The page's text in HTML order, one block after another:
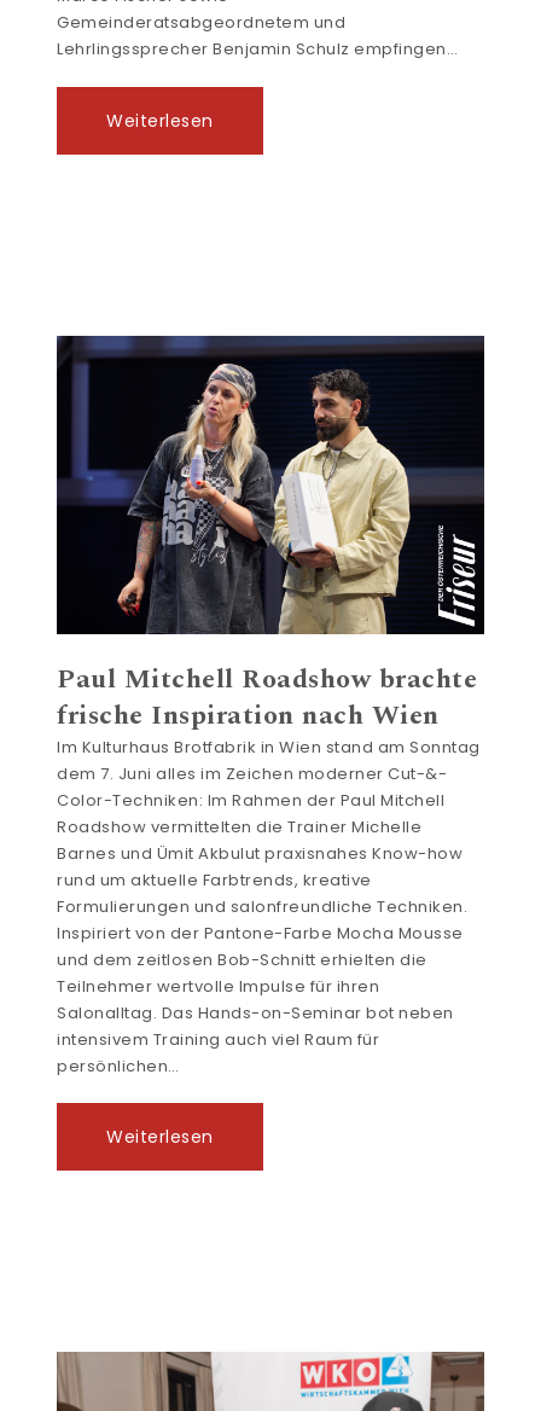
Gemeinderatsabgeordnetem und
Lehrlingssprecher Benjamin Schulz empfingen…
Weiterlesen
Paul Mitchell Roadshow brachte
frische Inspiration nach Wien
Im Kulturhaus Brotfabrik in Wien stand am Sonntag
dem 7. Juni alles im Zeichen moderner Cut-&-
Color-Techniken: Im Rahmen der Paul Mitchell
Roadshow vermittelten die Trainer Michelle
Barnes und Ümit Akbulut praxisnahes Know-how
rund um aktuelle Farbtrends, kreative
Formulierungen und salonfreundliche Techniken.
Inspiriert von der Pantone-Farbe Mocha Mousse
und dem zeitlosen Bob-Schnitt erhielten die
Teilnehmer wertvolle Impulse für ihren
Salonalltag. Das Hands-on-Seminar bot neben
intensivem Training auch viel Raum für
persönlichen…
Weiterlesen